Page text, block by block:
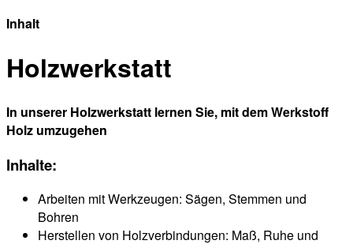
Inhalt
Holzwerkstatt
In unserer Holzwerkstatt lernen Sie, mit dem Werkstoff
Holz umzugehen
Inhalte:
Arbeiten mit Werkzeugen: Sägen, Stemmen und
Bohren
Herstellen von Holzverbindungen: Maß, Ruhe und